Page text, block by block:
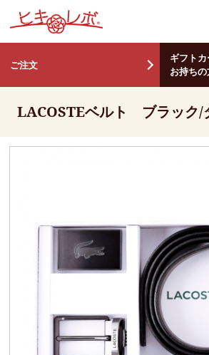
ご注文
ギフト
お持ち
LACOSTEベルト ブラック/